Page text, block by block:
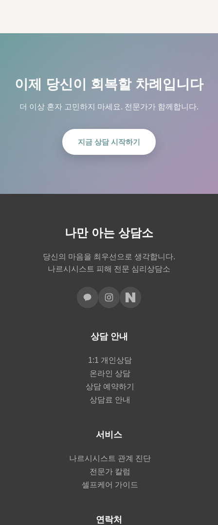
이제 당신이 회복할 차례입니다
더 이상 혼자 고민하지 마세요. 전문가가 함께합니다.
지금 상담 시작하기
나만 아는 상담소
당신의 마음을 최우선으로 생각합니다.
나르시시스트 피해 전문 심리상담소
상담 안내
1:1 개인상담
온라인 상담
상담 예약하기
상담료 안내
서비스
나르시시스트 관계 진단
전문가 칼럼
셀프케어 가이드
연락처